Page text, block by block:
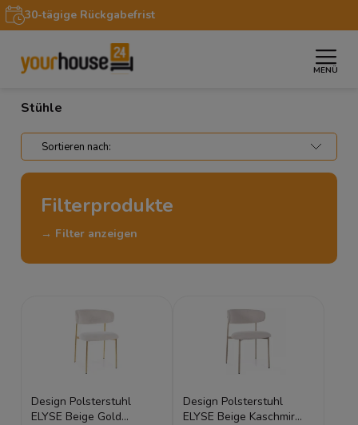
30-tägige Rückgabefrist
MENÜ
Startseite » Möbel
Stühle
Filterprodukte
→ Filter anzeigen
Design Polsterstuhl
ELYSE Beige Gold
Design Polsterstuhl
ELYSE Beige Kaschmir